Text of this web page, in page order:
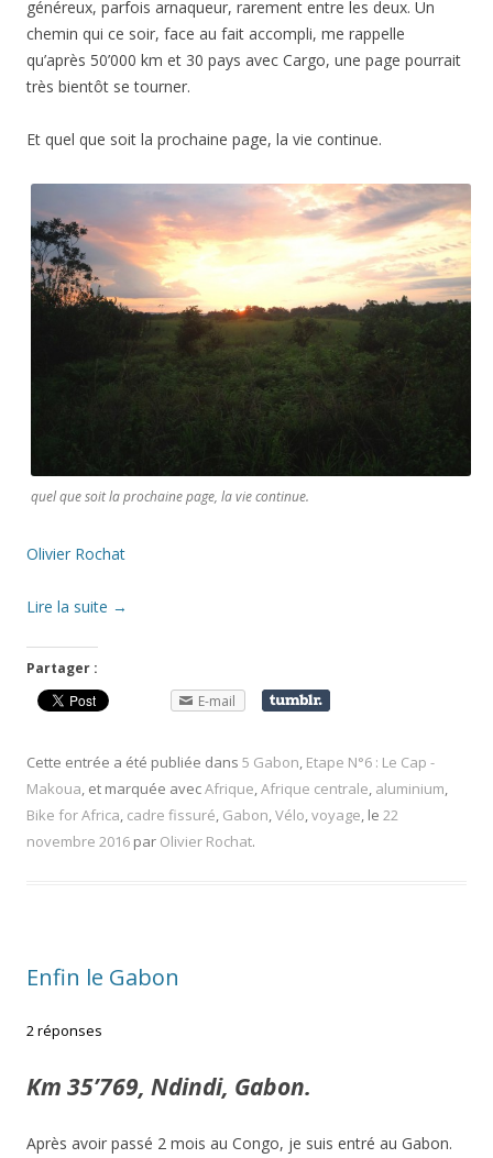
généreux, parfois arnaqueur, rarement entre les deux. Un
chemin qui ce soir, face au fait accompli, me rappelle
qu’après 50’000 km et 30 pays avec Cargo, une page pourrait
très bientôt se tourner.
Et quel que soit la prochaine page, la vie continue.
quel que soit la prochaine page, la vie continue.
Olivier Rochat
Lire la suite →
Partager :
E-mail
Cette entrée a été publiée dans 5 Gabon, Etape N°6 : Le Cap -
Makoua, et marquée avecAfrique,Afrique centrale, aluminium,
Bike for Africa, cadre fissuré, Gabon,Vélo,voyage, le 22
novembre 2016 par Olivier Rochat.
Enfin le Gabon
2 réponses
Km 35’769, Ndindi, Gabon.
Après avoir passé 2 mois au Congo, je suis entré au Gabon.